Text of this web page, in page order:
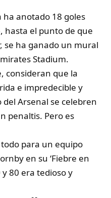
ha anotado 18 goles
hasta el punto de que
se ha ganado un mural
Stadium.
consideran que la
e impredecible y
Arsenal se celebren
penaltis. Pero es
para un equipo
en su ‘Fiebre en
y 80 era tedioso y